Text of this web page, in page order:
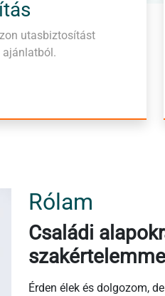
utasbiztosítást
ajánlatból.
Rólam
Családi
Érden élek és dolgozom,